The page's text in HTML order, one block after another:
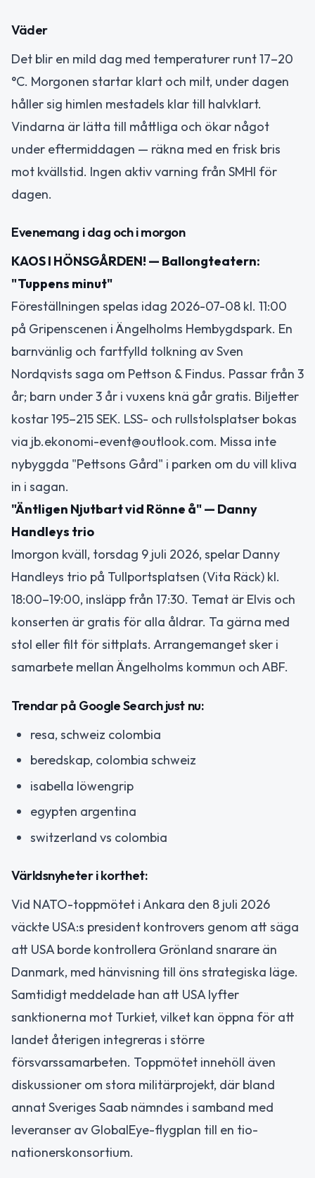
Väder
Det blir en mild dag med temperaturer runt 17–20
°C. Morgonen startar klart och milt, under dagen
håller sig himlen mestadels klar till halvklart.
Vindarna är lätta till måttliga och ökar något
under eftermiddagen — räkna med en frisk bris
mot kvällstid. Ingen aktiv varning från SMHI för
dagen.
Evenemang i dag och i morgon
KAOS I HÖNSGÅRDEN! — Ballongteatern:
"Tuppens minut"
Föreställningen spelas idag 2026-07-08 kl. 11:00
på Gripenscenen i Ängelholms Hembygdspark. En
barnvänlig och fartfylld tolkning av Sven
Nordqvists saga om Pettson & Findus. Passar från 3
år; barn under 3 år i vuxens knä går gratis. Biljetter
kostar 195–215 SEK. LSS- och rullstolsplatser bokas
via jb.ekonomi-event@outlook.com. Missa inte
nybyggda "Pettsons Gård" i parken om du vill kliva
in i sagan.
"Äntligen Njutbart vid Rönne å" — Danny
Handleys trio
Imorgon kväll, torsdag 9 juli 2026, spelar Danny
Handleys trio på Tullportsplatsen (Vita Räck) kl.
18:00–19:00, insläpp från 17:30. Temat är Elvis och
konserten är gratis för alla åldrar. Ta gärna med
stol eller filt för sittplats. Arrangemanget sker i
samarbete mellan Ängelholms kommun och ABF.
Trendar på Google Search just nu:
resa, schweiz colombia
beredskap, colombia schweiz
isabella löwengrip
egypten argentina
switzerland vs colombia
Världsnyheter i korthet:
Vid NATO-toppmötet i Ankara den 8 juli 2026
väckte USA:s president kontrovers genom att säga
att USA borde kontrollera Grönland snarare än
Danmark, med hänvisning till öns strategiska läge.
Samtidigt meddelade han att USA lyfter
sanktionerna mot Turkiet, vilket kan öppna för att
landet återigen integreras i större
försvarssamarbeten. Toppmötet innehöll även
diskussioner om stora militärprojekt, där bland
annat Sveriges Saab nämndes i samband med
leveranser av GlobalEye-flygplan till en tio-
nationerskonsortium.